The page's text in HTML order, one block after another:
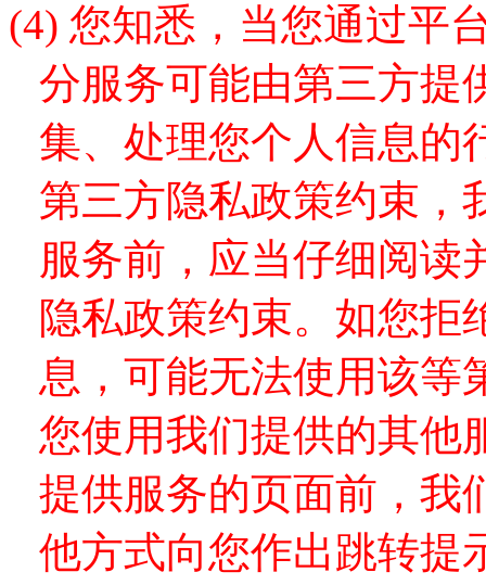
(4) 您知悉，当您通过平
分服务可能由第三方提
集、处理您个人信息的
第三方隐私政策约束，
服务前，应当仔细阅读
隐私政策约束。如您拒
息，可能无法使用该等
您使用我们提供的其他
提供服务的页面前，我
他方式向您作出跳转提